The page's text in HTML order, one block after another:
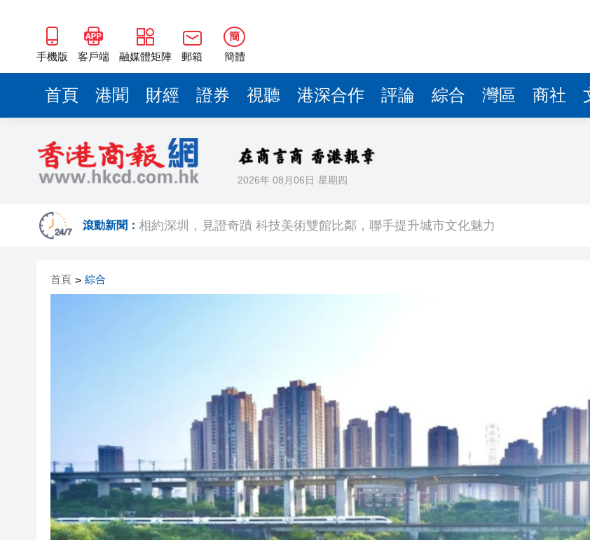
手機版 客戶端 融媒體矩陣 郵箱
簡
簡體
首頁 港聞 財經 證券 視聽 港深合作 評論 綜合 灣區 商社
2026年 08月06日 星期四
滾動新聞：
相約深圳，見證奇蹟 科技美術雙館比鄰，聯手提升城市文化魅力
有片丨清淡不等於吃素！ 清淡飲食正在毀掉很多老人的晚年健康
首頁 > 綜合